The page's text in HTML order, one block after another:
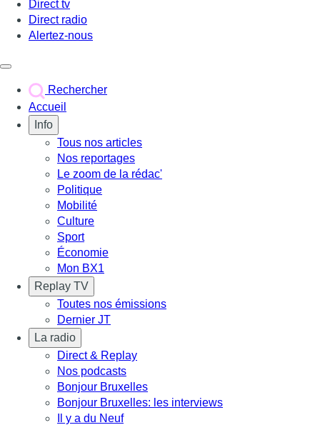
Direct tv
Direct radio
Alertez-nous
Rechercher
Accueil
Info
Tous nos articles
Nos reportages
Le zoom de la rédac'
Politique
Mobilité
Culture
Sport
Économie
Mon BX1
Replay TV
Toutes nos émissions
Dernier JT
La radio
Direct & Replay
Nos podcasts
Bonjour Bruxelles
Bonjour Bruxelles: les interviews
Il y a du Neuf